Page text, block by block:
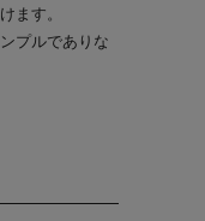
ます。
プルでありな